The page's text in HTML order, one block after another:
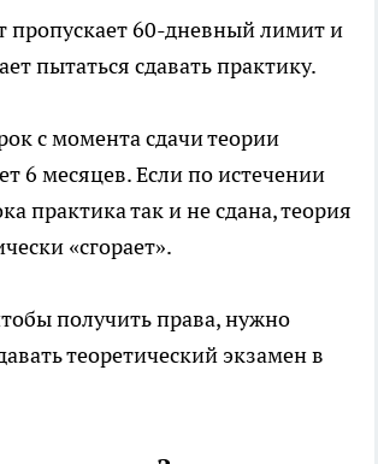
пропускает 60-дневный лимит и
пытаться сдавать практику.
с момента сдачи теории
6 месяцев. Если по истечении
практика так и не сдана, теория
«сгорает».
получить права, нужно
теоретический экзамен в